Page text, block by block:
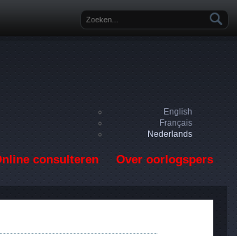
Zoekveld
English
Français
Nederlands
consulteren Over oorlogspers